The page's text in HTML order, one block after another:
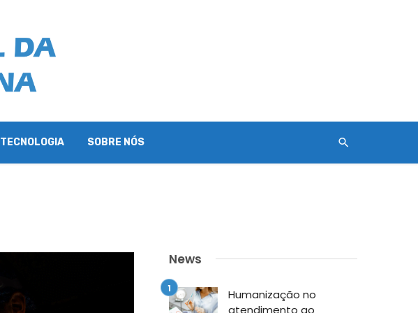
TECNOLOGIA SOBRE NÓS
News
Humanização no
atendimento ao